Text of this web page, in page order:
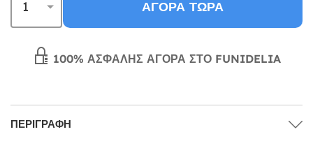
ΑΓΟΡΆ ΤΏΡΑ
100% ΑΣΦΑΛΉΣ ΑΓΟΡΆ ΣΤΟ FUNIDELIA
ΠΕΡΙΓΡΑΦΉ